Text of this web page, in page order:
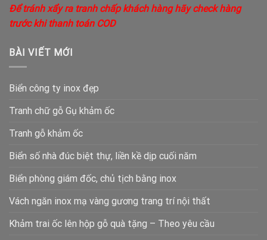
Để tránh xẩy ra tranh chấp khách hàng hãy check hàng
trước khi thanh toán COD
BÀI VIẾT MỚI
Biển công ty inox đẹp
Tranh chữ gỗ Gụ khảm ốc
Tranh gỗ khảm ốc
Biển số nhà đúc biệt thự, liền kề dịp cuối năm
Biển phòng giám đốc, chủ tịch bằng inox
Vách ngăn inox mạ vàng gương trang trí nội thất
Khảm trai ốc lên hộp gỗ quà tặng – Theo yêu cầu